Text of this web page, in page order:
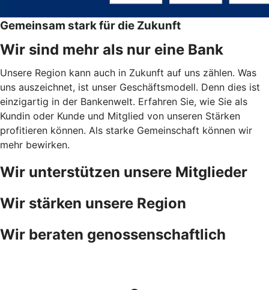
Gemeinsam stark für die Zukunft
Wir sind mehr als nur eine Bank
Unsere Region kann auch in Zukunft auf uns zählen. Was
uns auszeichnet, ist unser Geschäftsmodell. Denn dies ist
einzigartig in der Bankenwelt. Erfahren Sie, wie Sie als
Kundin oder Kunde und Mitglied von unseren Stärken
profitieren können. Als starke Gemeinschaft können wir
mehr bewirken.
Wir unterstützen unsere Mitglieder
Wir stärken unsere Region
Wir beraten genossenschaftlich